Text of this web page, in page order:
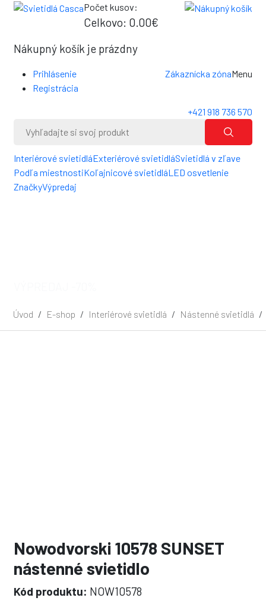
Počet kusov:
Celkovo: 0.00€
Nákupný košík je prázdny
Menu
Zákaznícka zóna
Prihlásenie
Registrácia
+421 918 736 570
Interiérové svietidláExteriérové svietidláSvietidlá v zľave
Podľa miestnostiKoľajnicové svietidláLED osvetlenie
ZnačkyVýpredaj
Úvod E-shop Interiérové svietidlá Nástenné svietidlá
Nowodvorski 10578 SUNSET
nástenné svietidlo
Kód produktu: NOW10578